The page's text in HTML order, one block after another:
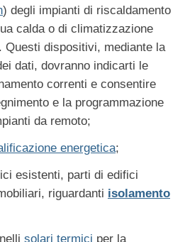
) degli impianti di riscaldamento
calda o di climatizzazione
Questi dispositivi, mediante la
dati, dovranno indicarti le
correnti e consentire
e la programmazione
da remoto;
energetica;
esistenti, parti di edifici
riguardanti isolamento
solari termici per la